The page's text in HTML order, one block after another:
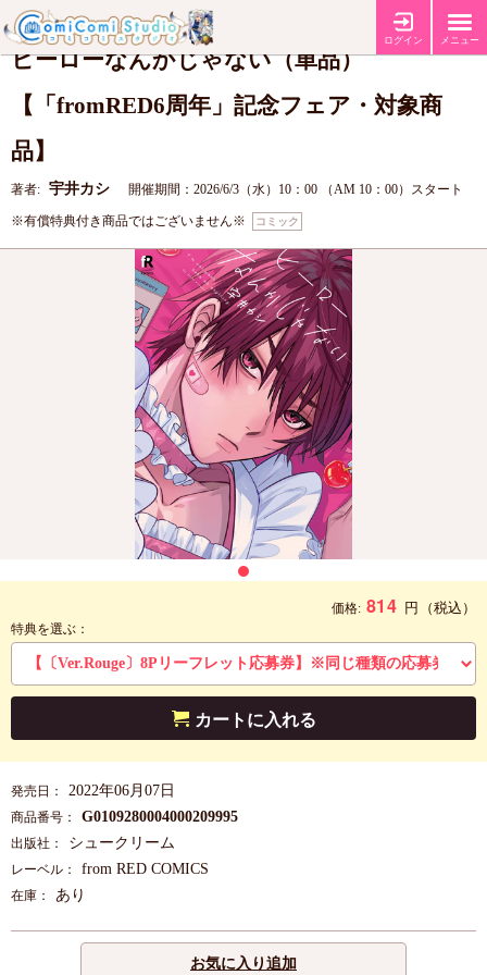
ログイン メニュー
フェア 【fromRED6周年記念フェア】
ヒーローなんかじゃない（単品）
【「fromRED6周年」記念フェア・対象商
品】
著者: 宇井カシ 開催期間：2026/6/3（水）10：00 （AM 10：00）スタート
※有償特典付き商品ではございません※ コミック
価格: 814 円 （税込）
特典を選ぶ：
カートに入れる
発売日： 2022年06月07日
商品番号： G0109280004000209995
出版社： シュークリーム
レーベル： from RED COMICS
在庫： あり
お気に入り追加